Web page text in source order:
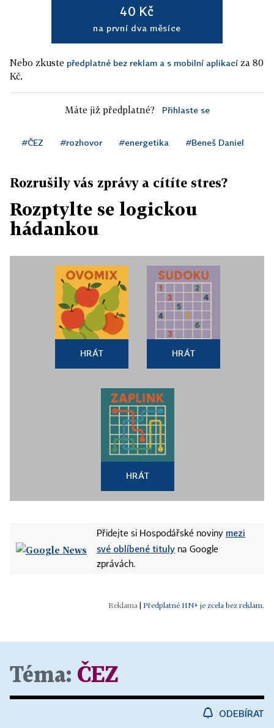
40 Kč
na první dva měsíce
Nebo zkuste předplatné bez reklam a s mobilní aplikací za 80
Kč.
Máte již předplatné? Přihlaste se
#ČEZ #rozhovor #energetika #Beneš Daniel
Rozrušily vás zprávy a cítíte stres?
Rozptylte se logickou
hádankou
HRÁT HRÁT
HRÁT
Přidejte si Hospodářské noviny mezi
své oblíbené tituly na Google
zprávách.
Předplatné HN+ je zcela bez reklam.
Téma: ČEZ
ODEBÍRAT